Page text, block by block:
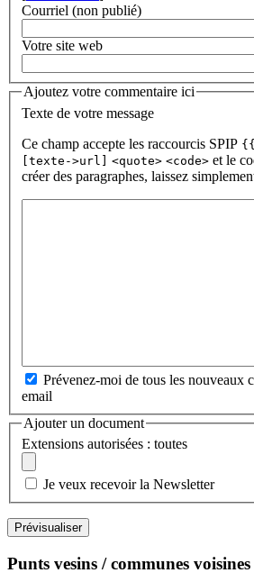
Courriel (non publié)
Votre site web
Ajoutez votre commentaire ici
Texte de votre message
Ce champ accepte les raccourcis SPIP
[texte->url] <quote> <code> et le
créer des paragraphes, laissez
Prévenez-moi de tous les nouveaux
email
Ajouter un document
Extensions autorisées : toutes
Je veux recevoir la Newsletter
Punts vesins / communes